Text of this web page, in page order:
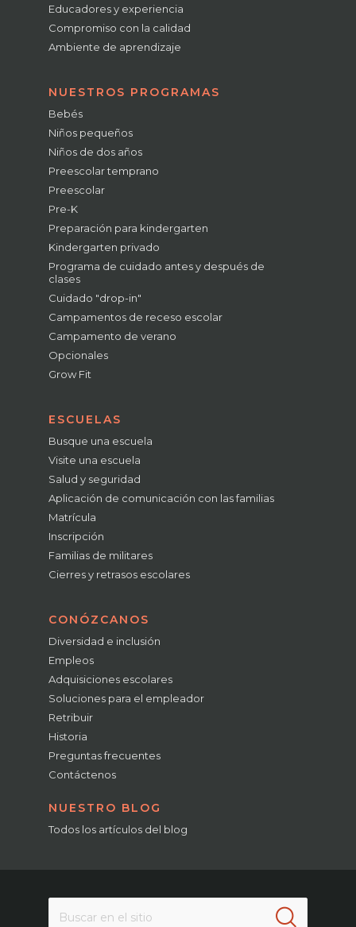
Educadores y experiencia
Compromiso con la calidad
Ambiente de aprendizaje
NUESTROS PROGRAMAS
Bebés
Niños pequeños
Niños de dos años
Preescolar temprano
Preescolar
Pre-K
Preparación para kindergarten
Kindergarten privado
Programa de cuidado antes y después de
clases
Cuidado "drop-in"
Campamentos de receso escolar
Campamento de verano
Opcionales
Grow Fit
ESCUELAS
Busque una escuela
Visite una escuela
Salud y seguridad
Aplicación de comunicación con las familias
Matrícula
Inscripción
Familias de militares
Cierres y retrasos escolares
CONÓZCANOS
Diversidad e inclusión
Empleos
Adquisiciones escolares
Soluciones para el empleador
Retribuir
Historia
Preguntas frecuentes
Contáctenos
NUESTRO BLOG
Todos los artículos del blog